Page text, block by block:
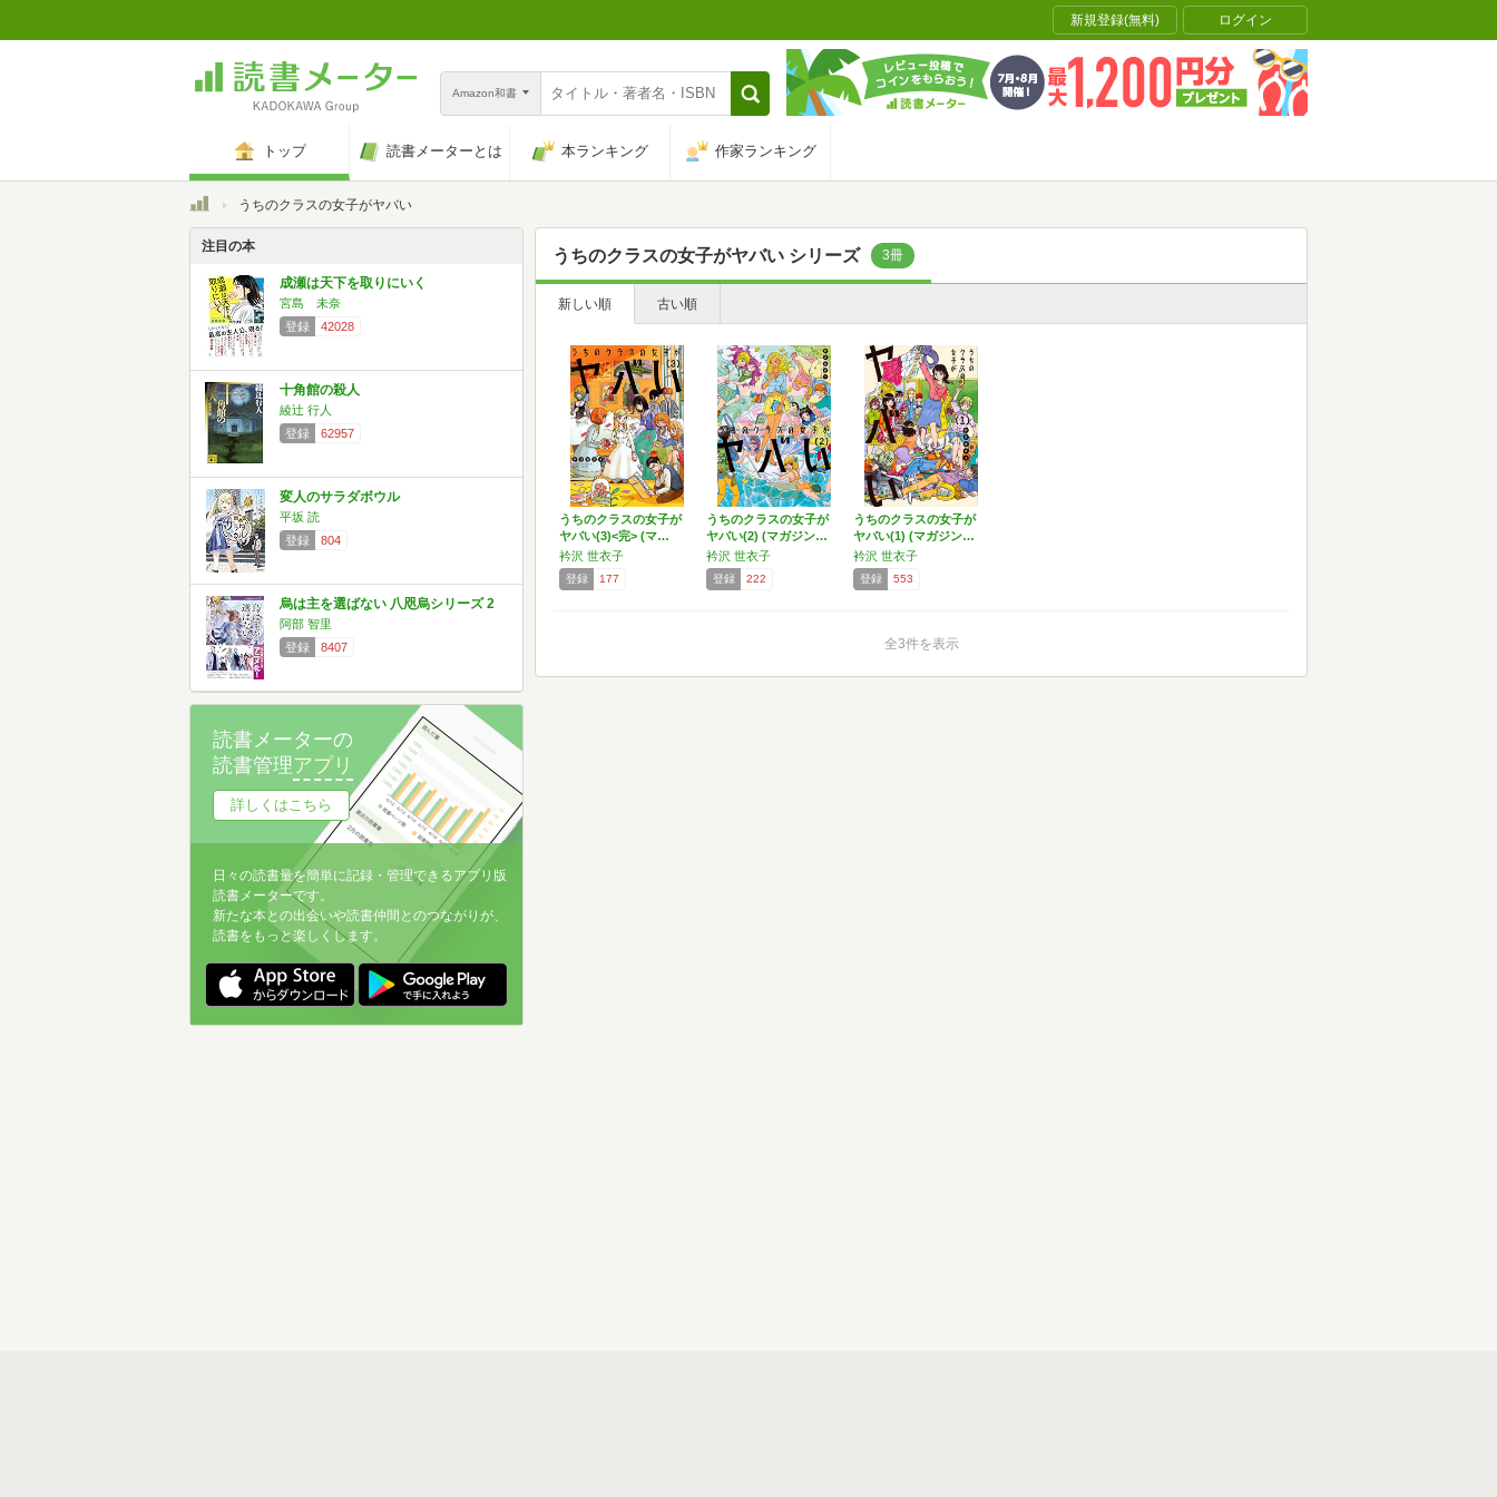
新規登録(無料) ログイン
Amazon和書
トップ 読書メーターとは 本ランキング 作家ランキング
トップうちのクラスの女子がヤバい
うちのクラスの女子がヤバい シリーズ 3冊
新しい順 古い順
うちのクラスの女子が
ヤバい(3)<完> (マ…
衿沢 世衣子
登録 177
うちのクラスの女子が
ヤバい(2) (マガジン…
衿沢 世衣子
登録 222
うちのクラスの女子が
ヤバい(1) (マガジン…
衿沢 世衣子
登録 553
全3件を表示
注目の本
成瀬は天下を取りにいく
宮島 未奈
登録
42028
十角館の殺人
綾辻 行人
登録
62957
変人のサラダボウル
平坂 読
登録
804
烏は主を選ばない 八咫烏シリーズ 2
阿部 智里
登録
8407
読書メーターの
読書管理アプリ
詳しくはこちら
日々の読書量を簡単に記録・管理できるアプリ版
読書メーターです。
新たな本との出会いや読書仲間とのつながりが、
読書をもっと楽しくします。